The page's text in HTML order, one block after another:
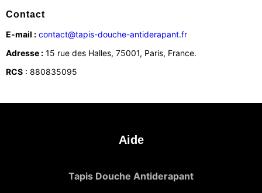
Contact
E-mail : contact@tapis-douche-antiderapant.fr
Adresse : 15 rue des Halles, 75001, Paris, France.
RCS : 880835095
Aide
Tapis Douche Antiderapant